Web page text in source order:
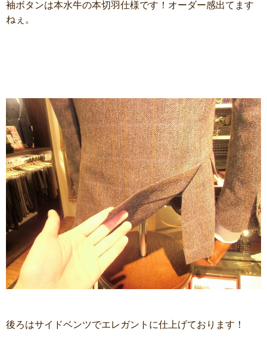
袖ボタンは本水牛の本切羽仕様です！オーダー感出てます
ねぇ。
後ろはサイドベンツでエレガントに仕上げております！